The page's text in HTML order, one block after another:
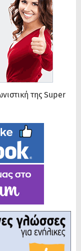
της Super